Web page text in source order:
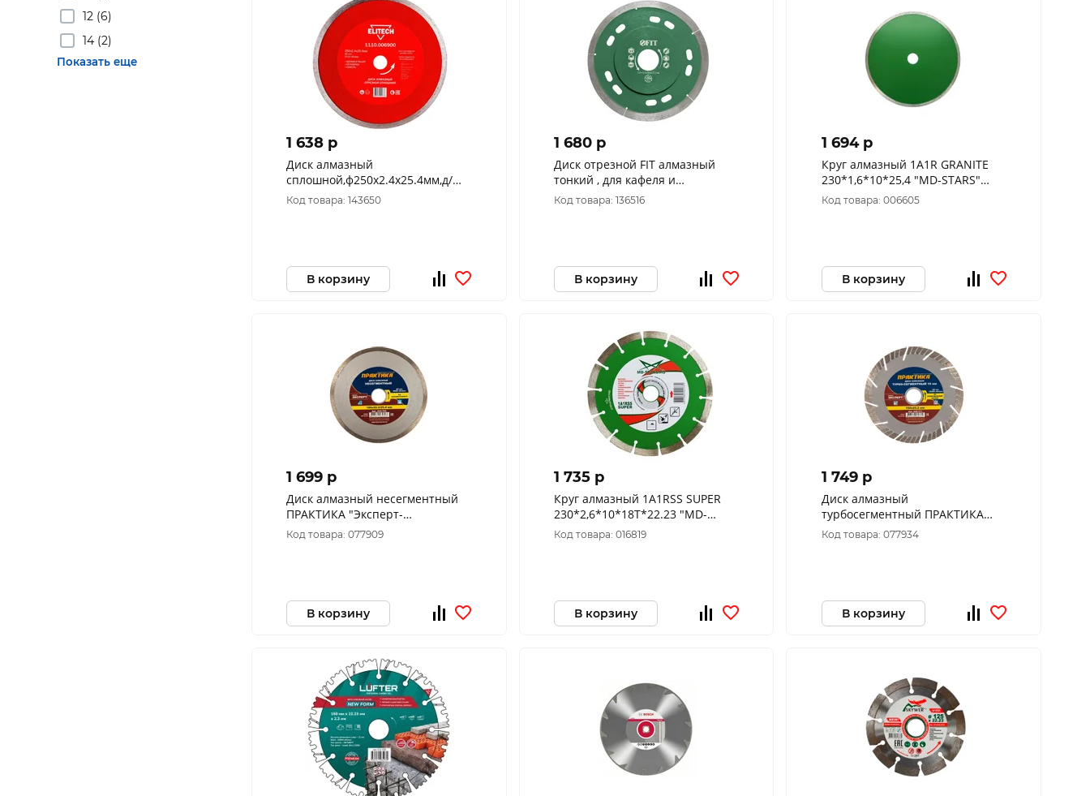
12 (6)
14 (2)
Показать еще
1 638 p
Диск алмазный
сплошной,ф250х2.4х25.4мм,д/
плитки ELITECH 1110.006900
Код товара: 143650
В корзину
1 680 p
Диск отрезной FIT алмазный
тонкий , для кафеля и
керамогранита, 125х1,1х8,0х22,2
/37448
Код товара: 136516
В корзину
1 694 p
Круг алмазный 1A1R GRANITE
230*1,6*10*25,4 "MD-STARS"
1489
Код товара: 006605
В корзину
1 699 p
Диск алмазный несегментный
ПРАКТИКА "Эксперт-
керамогранит" 180 х 25,4/22 мм,
(1 шт.) коробка 034-793
Код товара: 077909
В корзину
1 735 p
Круг алмазный 1A1RSS SUPER
230*2,6*10*18T*22.23 "MD-
STARS"
Код товара: 016819
В корзину
1 749 p
Диск алмазный
турбосегментный ПРАКТИКА
"Эксперт-бетон" 150 х 22 мм,
сегмент 10мм (1 шт.) 030-771
Код товара: 077934
В корзину